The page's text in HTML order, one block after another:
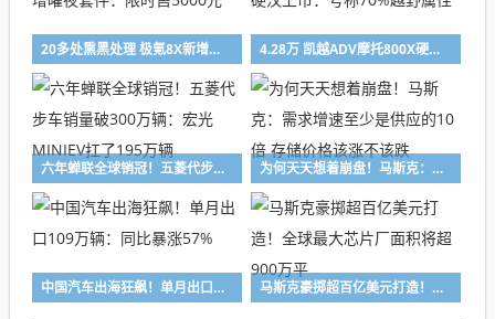
20多处熏黑处理 极氪8X新增曜夜套件：限时售5000元 4.28万 凯越ADV摩托800X硬汉上市：号称70%越野属性
六年蝉联全球销冠！五菱代步车销量破300万辆：宏光MINIEV扛了195万辆 为何天天想着崩盘！马斯克：需求增速至少是供应的10倍 存储价格该涨不该跌
中国汽车出海狂飙！单月出口109万辆：同比暴涨57% 马斯克豪掷超百亿美元打造！全球最大芯片厂面积将超900万平